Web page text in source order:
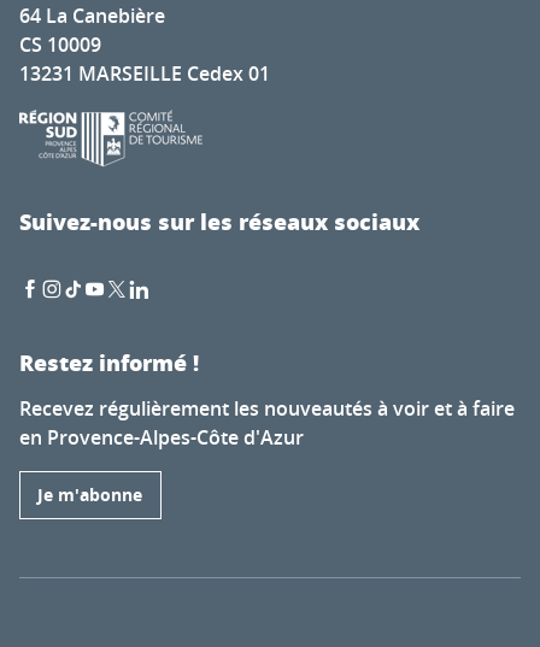
64 La Canebière
CS 10009
13231 MARSEILLE Cedex 01
Suivez-nous sur les réseaux sociaux
Restez informé !
Recevez régulièrement les nouveautés à voir et à faire
en Provence-Alpes-Côte d'Azur
Je m'abonne